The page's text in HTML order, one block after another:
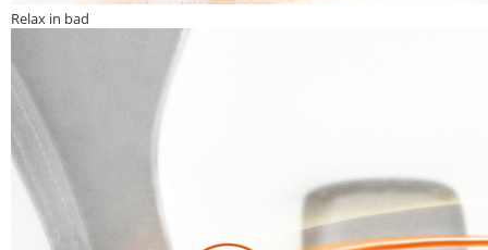
Relax in bad